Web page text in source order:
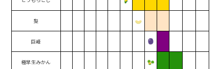
梨
巨峰
極早生みかん